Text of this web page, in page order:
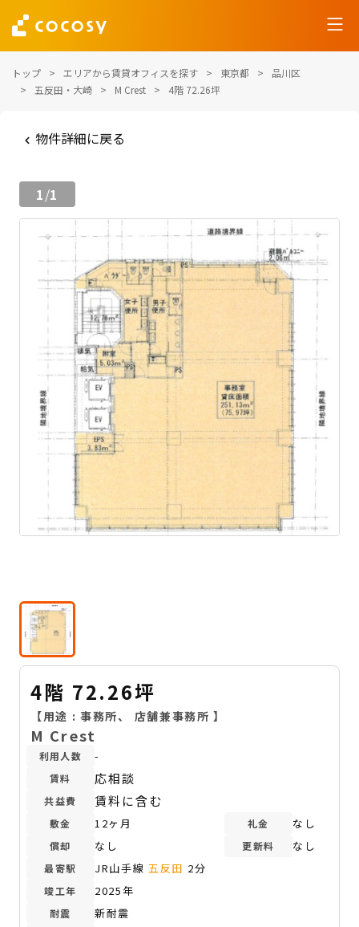
トップ エリアから賃貸オフィスを探す 東京都
品川区
五反田・大崎
M Crest 4階 72.26坪
物件詳細に戻る
1/1
4階 72.26坪
【用途 :事務所、 店舗兼事務所 】
M Crest
利用人数 -
賃料 応相談
共益費 賃料に含む
敷金 12ヶ月 礼金 なし
償却 なし 更新料 なし
最寄駅 JR山手線五反田 2分
竣工年 2025年
耐震 新耐震